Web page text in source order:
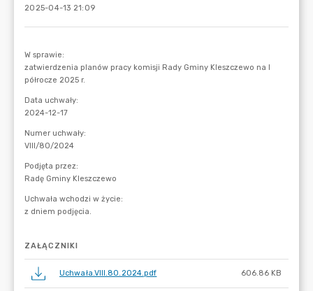
2025-04-13 21:09
ZAŁĄCZNIKI
Uchwała.VIII.80.2024.pdf 606.86 KB